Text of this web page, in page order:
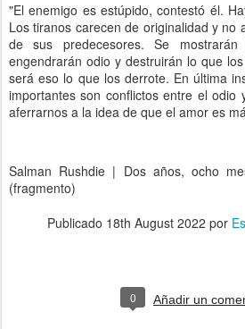
"El enemigo es estúpido, contestó él.
Los tiranos carecen de originalidad y no
de sus predecesores. Se
engendrarán odio y destruirán lo que
será eso lo que los derrote. En última
importantes son conflictos entre el odio
aferrarnos a la idea de que el amor es
Salman Rushdie | Dos años, ocho
(fragmento)
Publicado 18th August 2022 por
0 Añadir un